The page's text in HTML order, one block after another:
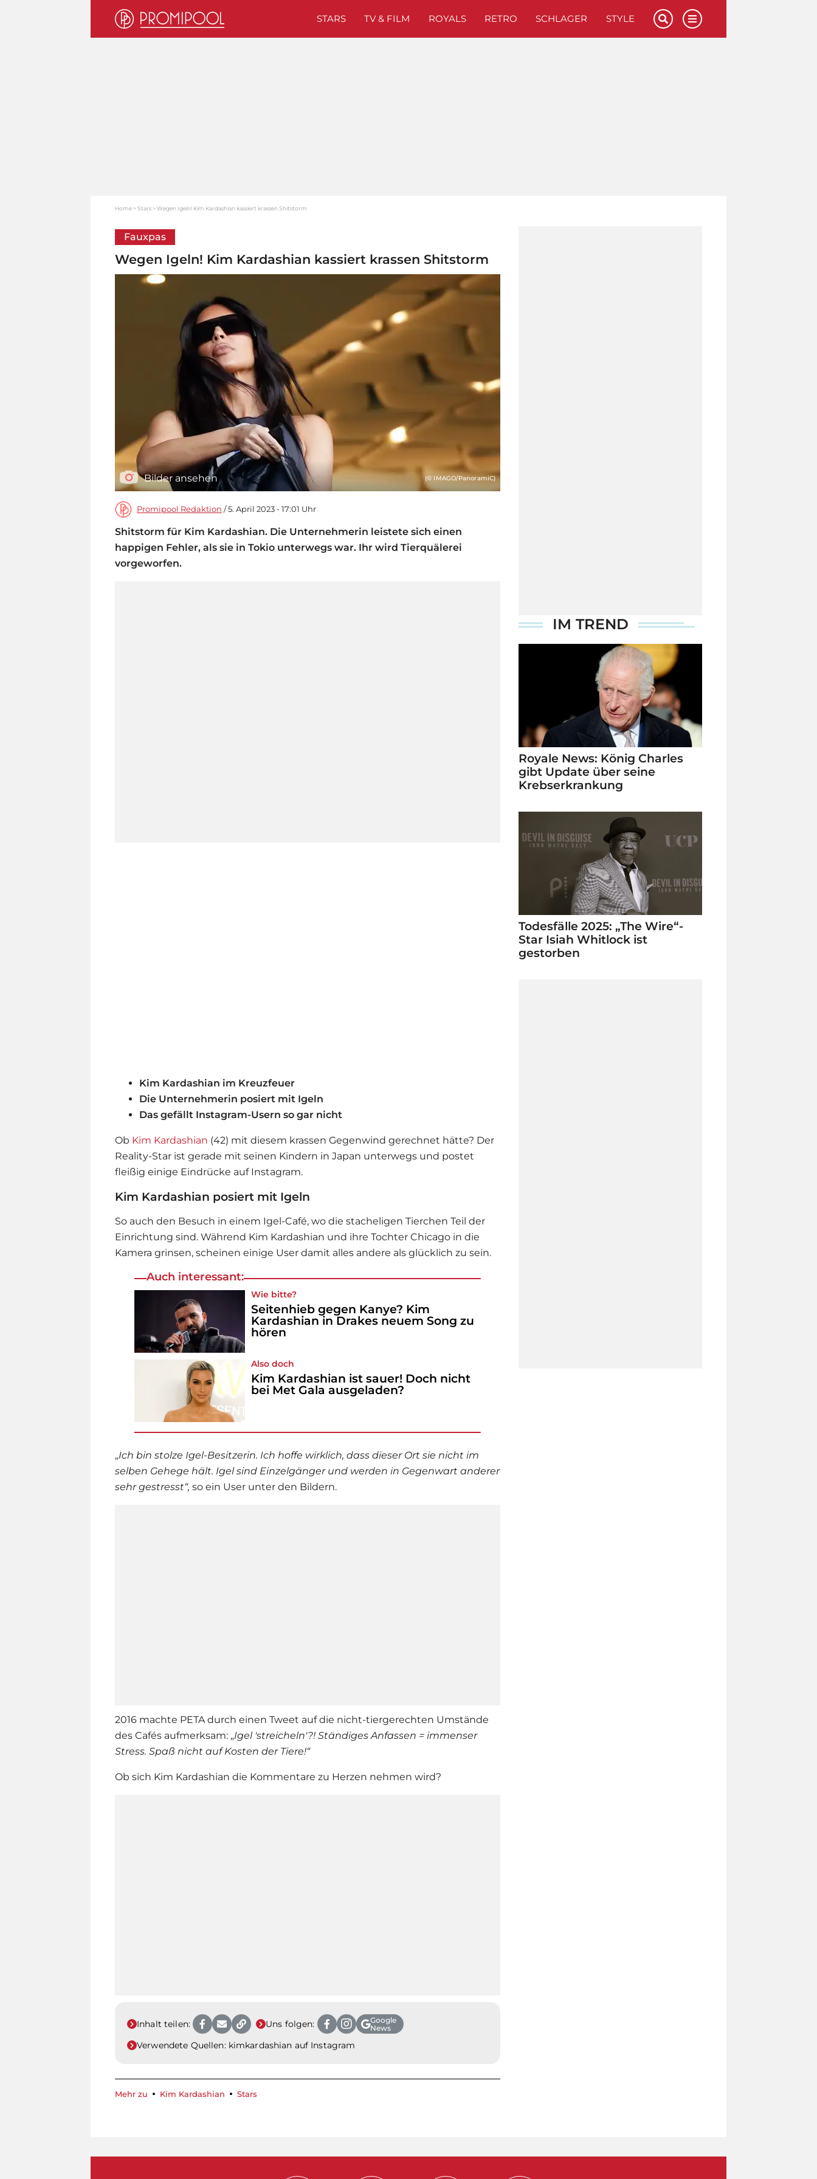
STARS TV & FILM ROYALS RETRO SCHLAGER STYLE
Home Stars Wegen Igeln! Kim Kardashian kassiert krassen Shitstorm
Fauxpas
Wegen Igeln! Kim Kardashian kassiert krassen Shitstorm
Bilder ansehen (© IMAGO/PanoramiC)
Promipool Redaktion / 5. April 2023 - 17:01 Uhr
Shitstorm für Kim Kardashian. Die Unternehmerin leistete sich einen
happigen Fehler, als sie in Tokio unterwegs war. Ihr wird Tierquälerei
vorgeworfen.
Kim Kardashian im Kreuzfeuer
Die Unternehmerin posiert mit Igeln
Das gefällt Instagram-Usern so gar nicht
Ob Kim Kardashian (42) mit diesem krassen Gegenwind gerechnet hätte? Der
Reality-Star ist gerade mit seinen Kindern in Japan unterwegs und postet
fleißig einige Eindrücke auf Instagram.
Kim Kardashian posiert mit Igeln
So auch den Besuch in einem Igel-Café, wo die stacheligen Tierchen Teil der
Einrichtung sind. Während Kim Kardashian und ihre Tochter Chicago in die
Kamera grinsen, scheinen einige User damit alles andere als glücklich zu sein.
Auch interessant:
Wie bitte?
Seitenhieb gegen Kanye? Kim
Kardashian in Drakes neuem Song zu
hören
Also doch
Kim Kardashian ist sauer! Doch nicht
bei Met Gala ausgeladen?
„Ich bin stolze Igel-Besitzerin. Ich hoffe wirklich, dass dieser Ort sie nicht im
selben Gehege hält. Igel sind Einzelgänger und werden in Gegenwart anderer
sehr gestresst“, so ein User unter den Bildern.
2016 machte PETA durch einen Tweet auf die nicht-tiergerechten Umstände
des Cafés aufmerksam: „Igel 'streicheln'?! Ständiges Anfassen = immenser
Stress. Spaß nicht auf Kosten der Tiere!“
Ob sich Kim Kardashian die Kommentare zu Herzen nehmen wird?
Inhalt teilen: Uns folgen:
Google
News
Verwendete Quellen: kimkardashian auf Instagram
Mehr zu Kim Kardashian Stars
IM TREND
Royale News: König Charles
gibt Update über seine
Krebserkrankung
Todesfälle 2025: „The Wire“-
Star Isiah Whitlock ist
gestorben